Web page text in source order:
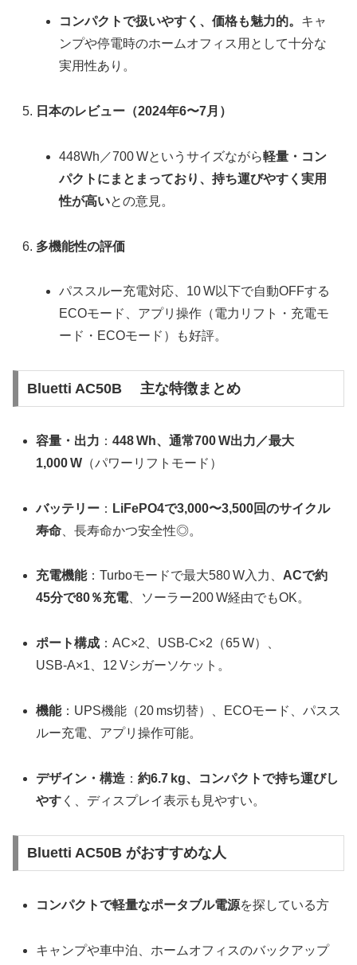
コンパクトで扱いやすく、価格も魅力的。 キャ
ンプや停電時のホームオフィス用として十分な
実用性あり。
日本のレビュー（2024年6〜7月）
448Wh／700 Wというサイズながら軽量・コン
パクトにまとまっており、持ち運びやすく実用
性が高いとの意見。
多機能性の評価
パススルー充電対応、10 W以下で自動OFFする
ECOモード、アプリ操作（電力リフト・充電モ
ード・ECOモード）も好評。
Bluetti AC50B 主な特徴まとめ
容量・出力 ：448 Wh、通常700 W出力／最大
1,000 W （パワーリフトモード）
バッテリー ： LiFePO4で3,000〜3,500回のサイクル
寿命 、長寿命かつ安全性◎。
充電機能：Turboモードで最大580 W入力、ACで約
45分で80％充電、ソーラー200 W経由でもOK。
ポート構成 ：AC×2、USB‑C×2（65 W）、
USB‑A×1、12 Vシガーソケット。
機能：UPS機能（20 ms切替）、ECOモード、パスス
ルー充電、アプリ操作可能。
デザイン・構造 ：約6.7 kg、コンパクトで持ち運びし
やす く、ディスプレイ表示も見やすい。
Bluetti AC50B がおすすめな人
コンパクトで軽量なポータブル電源を探している方
キャンプや車中泊、ホームオフィスのバックアップ